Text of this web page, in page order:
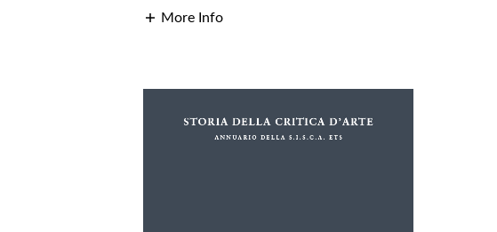
More Info